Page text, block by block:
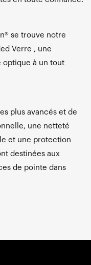
se trouve notre
Verre , une
optique à un tout
plus avancés et de
une netteté
et une protection
destinées aux
de pointe dans